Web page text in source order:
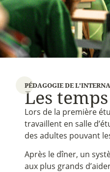
PÉDAGOGIE DE
Les temps
Lors de la première
travaillent en salle
des adultes pouvant
Après le dîner, un
aux plus grands